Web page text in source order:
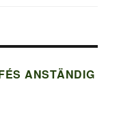
ANSTÄNDIG